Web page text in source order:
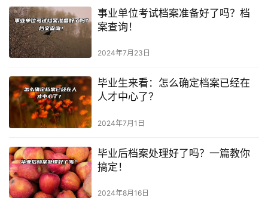
事业单位考试档案准备好了吗？档
案查询！
2024年7月23日
毕业生来看：怎么确定档案已经在
人才中心了？
2024年7月1日
毕业后档案处理好了吗？一篇教你
搞定！
2024年8月16日